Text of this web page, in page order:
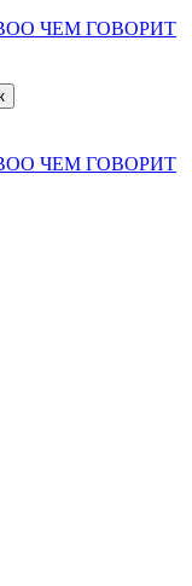
О ЧЕМ ГОВОРИТ
О ЧЕМ ГОВОРИТ